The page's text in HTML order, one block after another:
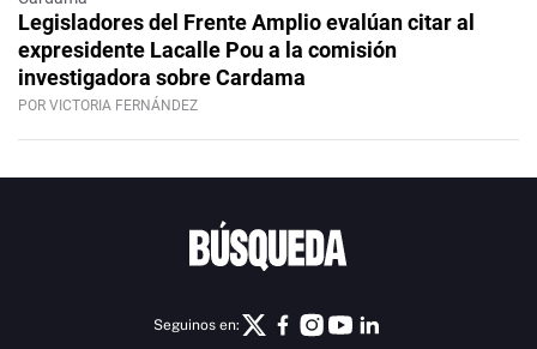
Legisladores del Frente Amplio evalúan citar al
expresidente Lacalle Pou a la comisión
investigadora sobre Cardama
POR VICTORIA FERNÁNDEZ
Seguinos en: